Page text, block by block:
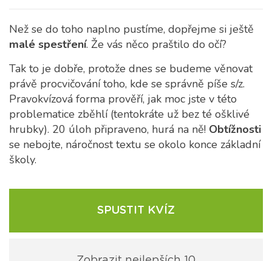
Než se do toho naplno pustíme, dopřejme si ještě
malé spestření. Že vás něco praštilo do očí?
Tak to je dobře, protože dnes se budeme věnovat
právě procvičování toho, kde se správně píše s/z.
Pravokvízová forma prověří, jak moc jste v této
problematice zběhlí (tentokráte už bez té ošklivé
hrubky). 20 úloh připraveno, hurá na ně! Obtížnosti
se nebojte, náročnost textu se okolo konce základní
školy.
SPUSTIT KVÍZ